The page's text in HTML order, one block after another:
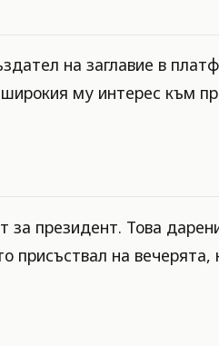
на заглавие в
му интерес към
президент. Това
на вечерята,